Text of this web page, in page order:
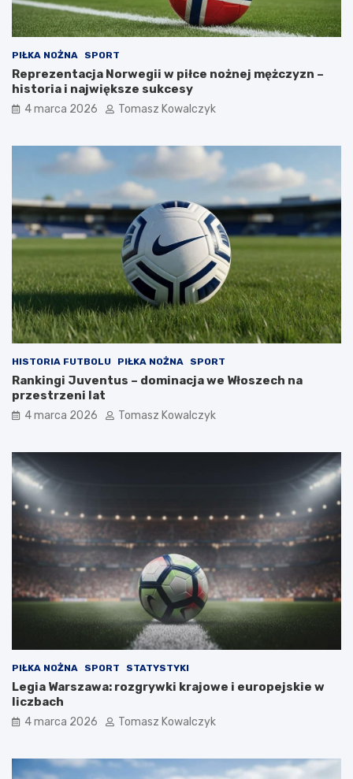
PIŁKA NOŻNA SPORT
Reprezentacja Norwegii w piłce nożnej mężczyzn –
historia i największe sukcesy
4 marca 2026 Tomasz Kowalczyk
HISTORIA FUTBOLU PIŁKA NOŻNA SPORT
Rankingi Juventus – dominacja we Włoszech na
przestrzeni lat
4 marca 2026 Tomasz Kowalczyk
PIŁKA NOŻNA SPORT STATYSTYKI
Legia Warszawa: rozgrywki krajowe i europejskie w
liczbach
4 marca 2026 Tomasz Kowalczyk